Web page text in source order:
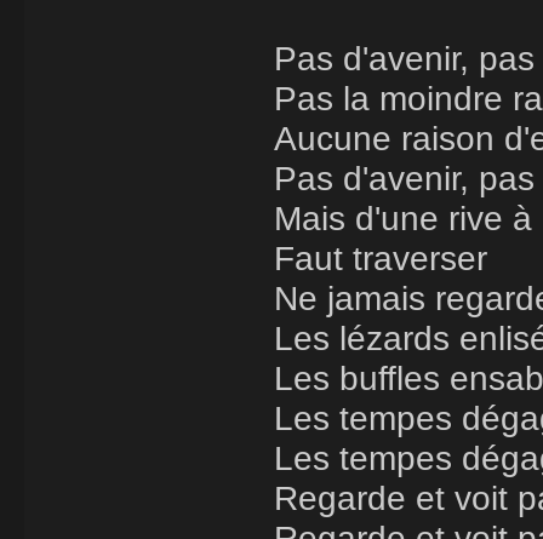
Pas d'avenir,
Pas la moindre
Aucune raison
Pas d'avenir,
Mais d'une rive à
Faut traverser
Ne jamais
Les lézards
Les buffles
Les tempes
Les tempes
Regarde et voit